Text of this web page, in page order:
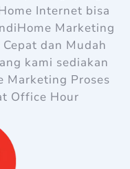
Internet bisa
Marketing
dan Mudah
kami sediakan
Marketing Proses
Office Hour